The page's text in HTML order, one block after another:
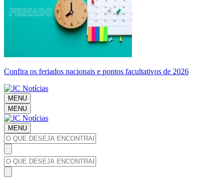
Confira os feriados nacionais e pontos facultativos de 2026
MENU
MENU
MENU